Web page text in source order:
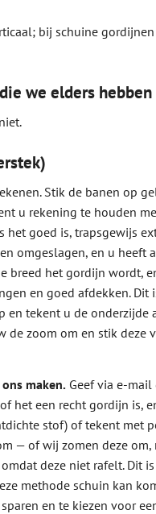
bij schuine
we elders
Stik de banen op
u rekening te houden
goed is, trapsgewijs
omgeslagen, en u heeft
breed het gordijn wordt,
en goed afdekken.
en tekent u de
zoom om en stik deze
maken.Geef via e-mail
het een recht gordijn is,
stof) of tekent met
— of wij zomen deze
deze niet rafelt. Dit
methode schuin kan
en te kiezen voor